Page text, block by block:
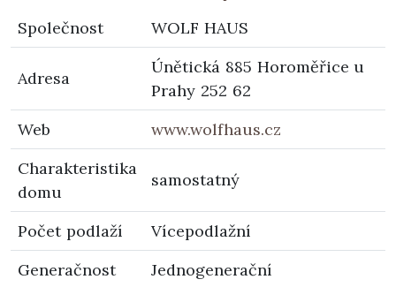
Společnost WOLF HAUS
Adresa
Únětická 885 Horoměřice u
Prahy 252 62
Web
www.wolfhaus.cz
Charakteristika
domu
samostatný
Počet podlaží
Vícepodlažní
Generačnost
Jednogenerační